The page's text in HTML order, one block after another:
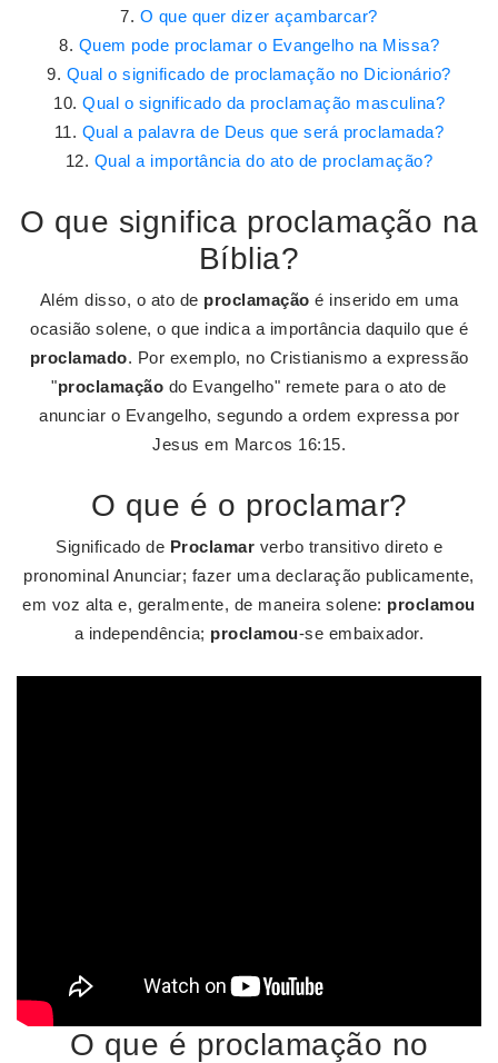
O que quer dizer açambarcar?
Quem pode proclamar o Evangelho na Missa?
Qual o significado de proclamação no Dicionário?
Qual o significado da proclamação masculina?
Qual a palavra de Deus que será proclamada?
Qual a importância do ato de proclamação?
O que significa proclamação na
Bíblia?
Além disso, o ato de proclamação é inserido em uma
ocasião solene, o que indica a importância daquilo que é
proclamado. Por exemplo, no Cristianismo a expressão
"proclamação do Evangelho" remete para o ato de
anunciar o Evangelho, segundo a ordem expressa por
Jesus em Marcos 16:15.
O que é o proclamar?
Significado de Proclamar verbo transitivo direto e
pronominal Anunciar; fazer uma declaração publicamente,
em voz alta e, geralmente, de maneira solene: proclamou
a independência; proclamou-se embaixador.
O que é proclamação no